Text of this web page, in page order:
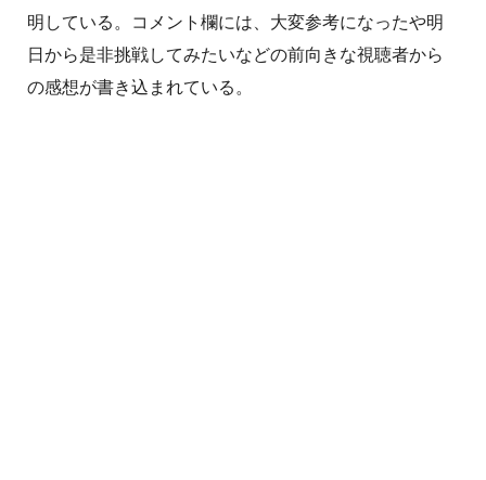
明している。コメント欄には、大変参考になったや明
日から是非挑戦してみたいなどの前向きな視聴者から
の感想が書き込まれている。